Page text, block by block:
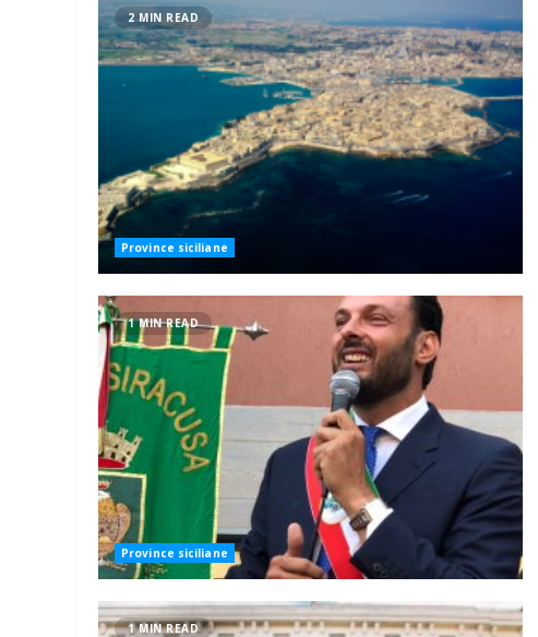
2 MIN READ
Province siciliane
1 MIN READ
Province siciliane
1 MIN READ